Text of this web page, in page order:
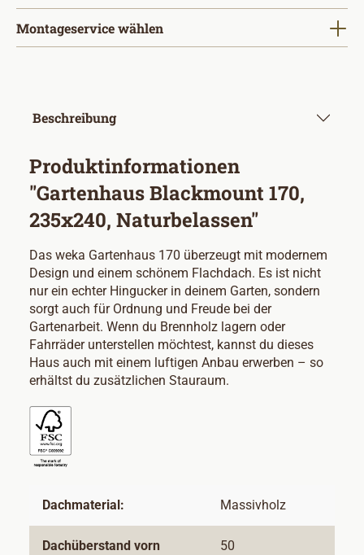
Montageservice wählen
Beschreibung
Produktinformationen
"Gartenhaus Blackmount 170,
235x240, Naturbelassen"
Das weka Gartenhaus 170 überzeugt mit modernem
Design und einem schönem Flachdach. Es ist nicht
nur ein echter Hingucker in deinem Garten, sondern
sorgt auch für Ordnung und Freude bei der
Gartenarbeit. Wenn du Brennholz lagern oder
Fahrräder unterstellen möchtest, kannst du dieses
Haus auch mit einem luftigen Anbau erwerben – so
erhältst du zusätzlichen Stauraum.
Dachmaterial: Massivholz
Dachüberstand vorn
50